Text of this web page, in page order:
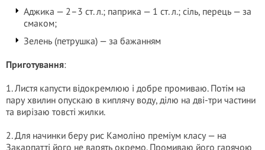
Аджика — 2–3 ст. л.; паприка — 1 ст. л.; сіль, перець — за
смаком;
Зелень (петрушка) — за бажанням
Приготування:
1. Листя капусти відокремлюю і добре промиваю. Потім на
пару хвилин опускаю в киплячу воду, ділю на дві-три частини
та вирізаю товсті жилки.
2. Для начинки беру рис Камоліно преміум класу — на
Закарпатті його не варять окремо. Промиваю його гарячою